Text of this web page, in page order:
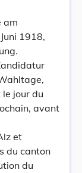
am
1918,
jour du
avant
et
du canton
du